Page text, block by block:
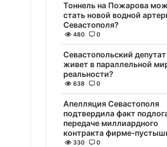
Тоннель на Пожарова
стать новой водной
Севастополя?
480 0
Севастопольский
живет в параллельной
реальности?
638 0
Апелляция Севастополя
подтвердила факт
передаче миллиардного
контракта фирме-
330 0